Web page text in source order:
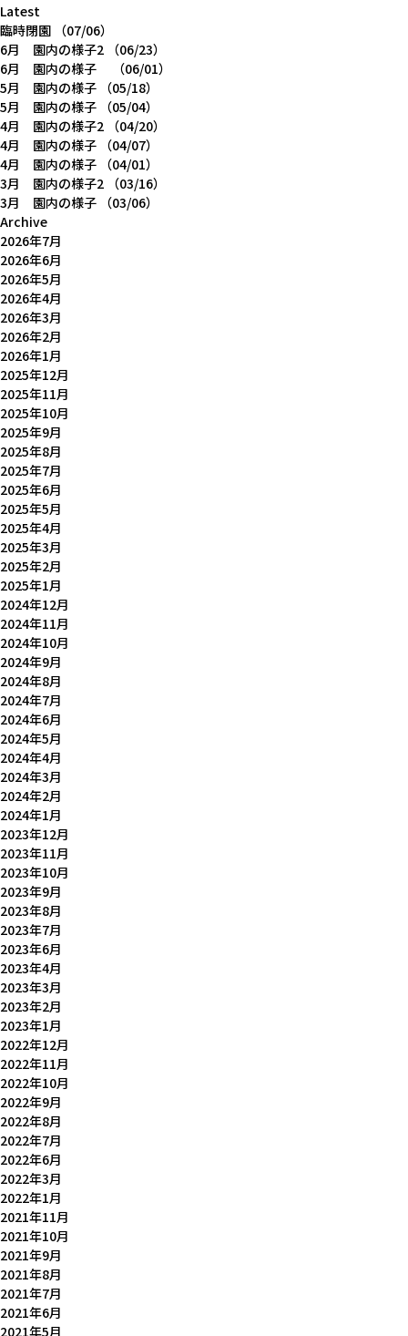
Latest
臨時閉園 （07/06）
6月 園内の様子2 （06/23）
6月 園内の様子
（06/01）
5月 園内の様子 （05/18）
5月 園内の様子 （05/04）
4月 園内の様子2 （04/20）
4月 園内の様子 （04/07）
4月 園内の様子 （04/01）
3月 園内の様子2 （03/16）
3月 園内の様子 （03/06）
Archive
2026年7月
2026年6月
2026年5月
2026年4月
2026年3月
2026年2月
2026年1月
2025年12月
2025年11月
2025年10月
2025年9月
2025年8月
2025年7月
2025年6月
2025年5月
2025年4月
2025年3月
2025年2月
2025年1月
2024年12月
2024年11月
2024年10月
2024年9月
2024年8月
2024年7月
2024年6月
2024年5月
2024年4月
2024年3月
2024年2月
2024年1月
2023年12月
2023年11月
2023年10月
2023年9月
2023年8月
2023年7月
2023年6月
2023年4月
2023年3月
2023年2月
2023年1月
2022年12月
2022年11月
2022年10月
2022年9月
2022年8月
2022年7月
2022年6月
2022年3月
2022年1月
2021年11月
2021年10月
2021年9月
2021年8月
2021年7月
2021年6月
2021年5月